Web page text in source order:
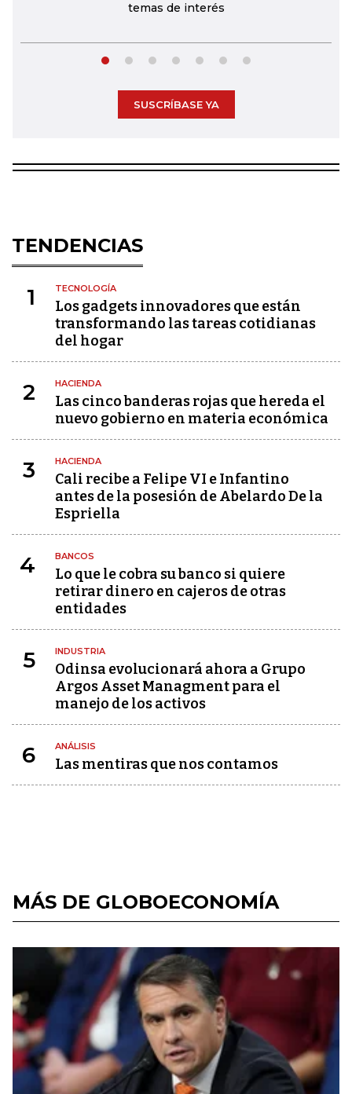
temas de interés
SUSCRÍBASE YA
TENDENCIAS
1 TECNOLOGÍA
Los gadgets innovadores que están
transformando las tareas cotidianas
del hogar
2 HACIENDA
Las cinco banderas rojas que hereda el
nuevo gobierno en materia económica
3 HACIENDA
Cali recibe a Felipe VI e Infantino
antes de la posesión de Abelardo De la
Espriella
4 BANCOS
Lo que le cobra su banco si quiere
retirar dinero en cajeros de otras
entidades
5 INDUSTRIA
Odinsa evolucionará ahora a Grupo
Argos Asset Managment para el
manejo de los activos
6 ANÁLISIS
Las mentiras que nos contamos
MÁS DE GLOBOECONOMÍA